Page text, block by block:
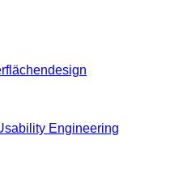
Engineering